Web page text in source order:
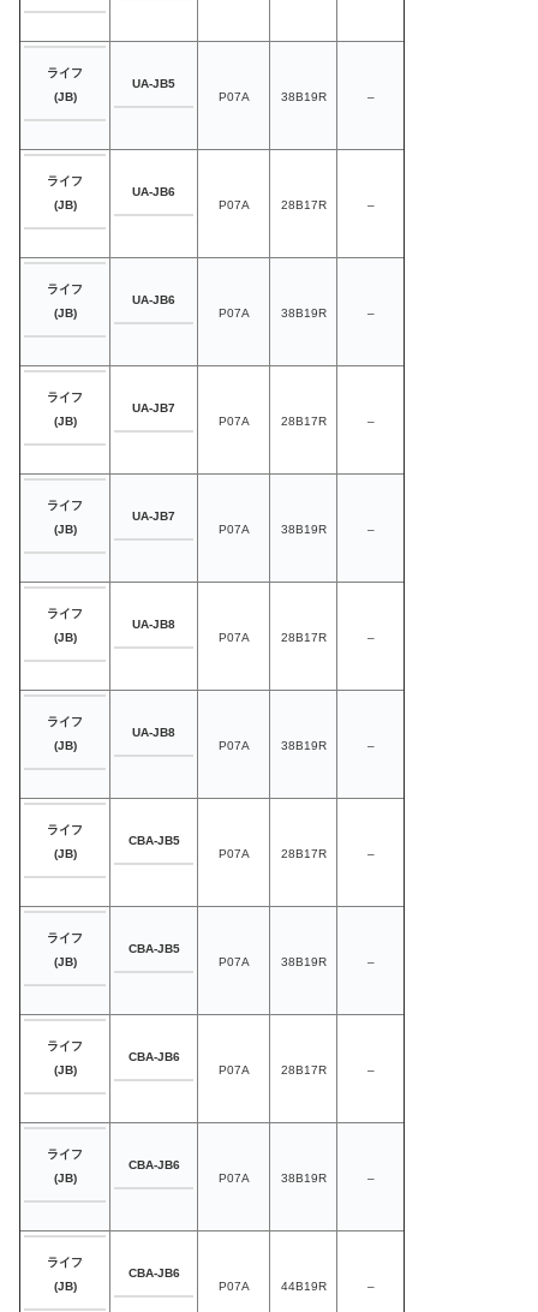
ライフ
(JB)
UA-JB5
P07A
38B19R –
ライフ
(JB)
UA-JB6
P07A
28B17R –
ライフ
(JB)
UA-JB6
P07A
38B19R –
ライフ
(JB)
UA-JB7
P07A
28B17R –
ライフ
(JB)
UA-JB7
P07A
38B19R –
ライフ
(JB)
UA-JB8
P07A
28B17R –
ライフ
(JB)
UA-JB8
P07A
38B19R –
ライフ
(JB)
CBA-JB5
P07A
28B17R –
ライフ
(JB)
CBA-JB5
P07A
38B19R –
ライフ
(JB)
CBA-JB6
P07A
28B17R –
ライフ
(JB)
CBA-JB6
P07A
38B19R –
ライフ
(JB)
CBA-JB6
P07A
44B19R –